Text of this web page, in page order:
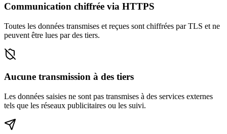
Communication chiffrée via HTTPS
Toutes les données transmises et reçues sont chiffrées par TLS et ne
peuvent être lues par des tiers.
Aucune transmission à des tiers
Les données saisies ne sont pas transmises à des services externes
tels que les réseaux publicitaires ou les suivi.